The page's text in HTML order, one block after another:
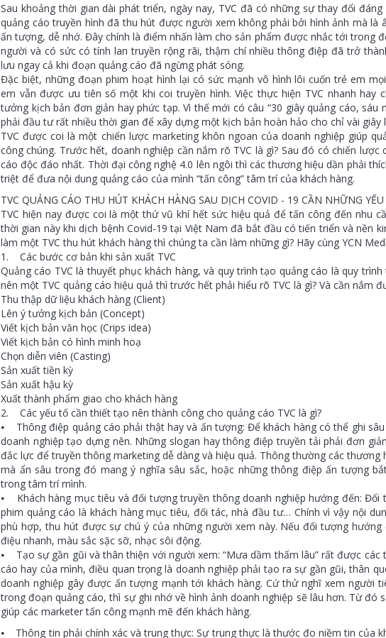
Sau khoảng thời gian dài phát triển, ngày nay, TVC đã có những sự thay đổi
quảng cáo truyền hình đã thu hút được người xem không phải bởi hình ảnh mà là
ấn tượng, dễ nhớ. Đây chính là điểm nhấn làm cho sản phẩm được nhắc tới trong
người và có sức có tính lan truyền rộng rãi, thậm chí nhiều thông điệp đã trở
lưu ngay cả khi đoạn quảng cáo đã ngừng phát sóng.
Đặc biệt, những đoạn phim hoạt hình lại có sức mạnh vô hình lôi cuốn trẻ em
em vẫn được ưu tiên số một khi coi truyền hình. Việc thực hiện TVC nhanh hay
tưởng kịch bản đơn giản hay phức tạp. Vì thế mới có câu “30 giây quảng cáo, sáu
phải đầu tư rất nhiều thời gian để xây dựng một kịch bản hoàn hảo cho chỉ vài giây
TVC được coi là một chiến lược marketing khôn ngoan của doanh nghiệp giúp
công chúng. Trước hết, doanh nghiệp cần nắm rõ TVC là gì? Sau đó có chiến
cáo độc đáo nhất. Thời đại công nghệ 4.0 lên ngôi thì các thương hiệu dần phải
triệt để đưa nội dung quảng cáo của mình “tấn công” tâm trí của khách hàng.
TVC QUẢNG CÁO THU HÚT KHÁCH HÀNG SAU DỊCH COVID - 19 CẦN NHỮNG
TVC hiện nay được coi là một thứ vũ khí hết sức hiệu quả để tấn công đến nhu
thời gian này khi dịch bệnh Covid-19 tại Việt Nam đã bắt đầu có tiến triển và nền
làm một TVC thu hút khách hàng thì chúng ta cần làm những gì? Hãy cùng YCN
1. Các bước cơ bản khi sản xuất TVC
Quảng cáo TVC là thuyết phục khách hàng, và quy trình tạo quảng cáo là quy
nên một TVC quảng cáo hiệu quả thì trước hết phải hiểu rõ TVC là gì? Và cần nắm
Thu thập dữ liệu khách hàng (Client)
Lên ý tưởng kịch bản (Concept)
Viết kịch bản văn học (Crips idea)
Viết kịch bản có hình minh hoạ
Chọn diễn viên (Casting)
Sản xuất tiền kỳ
Sản xuất hậu kỳ
Xuất thành phẩm giao cho khách hàng
2. Các yếu tố cần thiết tạo nên thành công cho quảng cáo TVC là gì?
⦁ Thông điệp quảng cáo phải thật hay và ấn tượng: Để khách hàng có thể ghi
doanh nghiệp tạo dựng nên. Những slogan hay thông điệp truyền tải phải đơn
đắc lực để truyền thông marketing dễ dàng và hiệu quả. Thông thường các thương
mà ẩn sâu trong đó mang ý nghĩa sâu sắc, hoặc những thông điệp ấn tượng
trong tâm trí mình.
⦁ Khách hàng mục tiêu và đối tượng truyền thông doanh nghiệp hướng đến: Đối
phim quảng cáo là khách hàng mục tiêu, đối tác, nhà đầu tư… Chính vì vậy nội
phù hợp, thu hút được sự chú ý của những người xem này. Nếu đối tượng
điệu nhanh, màu sắc sặc sỡ, nhạc sôi động.
⦁ Tạo sự gần gũi và thân thiện với người xem: “Mưa dầm thấm lâu” rất được các
cáo hay của mình, điều quan trọng là doanh nghiệp phải tạo ra sự gần gũi, thân
doanh nghiệp gây được ấn tượng mạnh tới khách hàng. Cứ thử nghĩ xem người
trong đoạn quảng cáo, thì sự ghi nhớ về hình ảnh doanh nghiệp sẽ lâu hơn. Từ đó
giúp các marketer tấn công mạnh mẽ đến khách hàng.
⦁ Thông tin phải chính xác và trung thực: Sự trung thực là thước đo niềm tin của